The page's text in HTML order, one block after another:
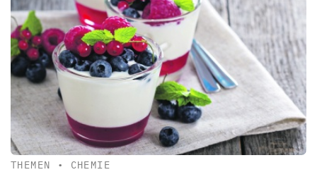
THEMEN • CHEMIE